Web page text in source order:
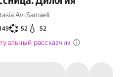
Avi Samaeli
💞 52💧 52
рассказчик